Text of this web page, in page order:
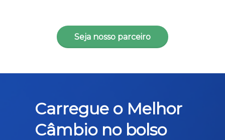
Seja nosso parceiro
Carregue o Melhor
Câmbio no bolso